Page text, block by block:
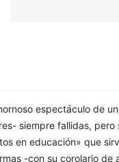
espectáculo de
siempre fallidas, pero
en educación» que
-con su corolario de